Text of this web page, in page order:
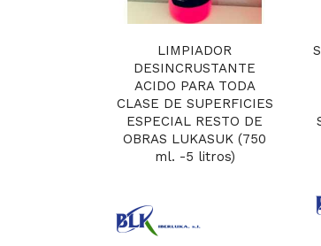
LIMPIADOR
DESINCRUSTANTE
ACIDO PARA TODA
CLASE DE SUPERFICIES
ESPECIAL RESTO DE
OBRAS LUKASUK (750
ml. -5 litros)